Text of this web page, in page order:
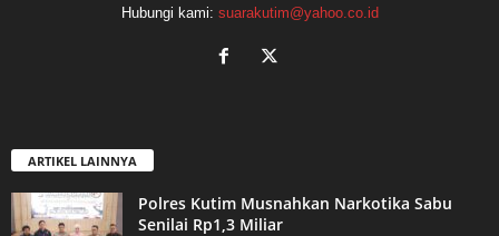
Hubungi kami: suarakutim@yahoo.co.id
ARTIKEL LAINNYA
Polres Kutim Musnahkan Narkotika Sabu
Senilai Rp1,3 Miliar